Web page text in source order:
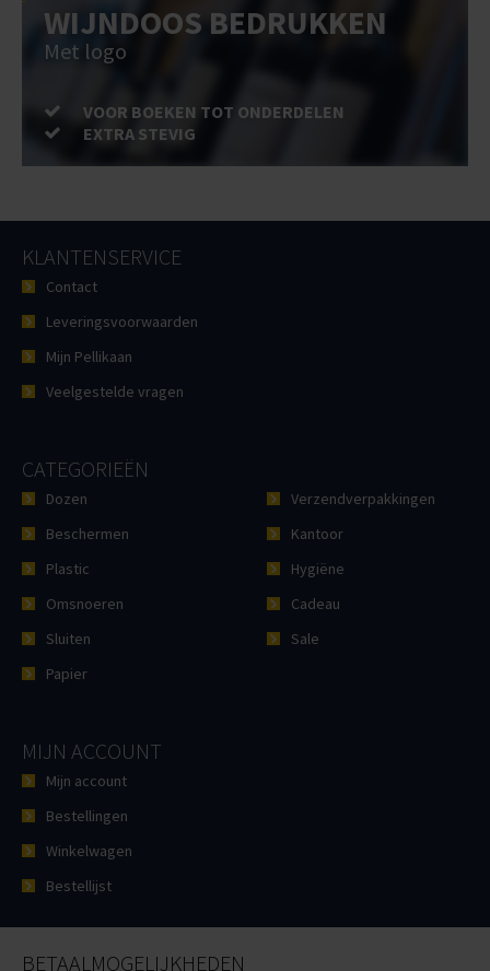
WIJNDOOS BEDRUKKEN
Met logo
VOOR BOEKEN TOT ONDERDELEN
EXTRA STEVIG
KLANTENSERVICE
Contact
Leveringsvoorwaarden
Mijn Pellikaan
Veelgestelde vragen
CATEGORIEËN
Dozen
Beschermen
Plastic
Omsnoeren
Sluiten
Papier
Verzendverpakkingen
Kantoor
Hygiëne
Cadeau
Sale
MIJN ACCOUNT
Mijn account
Bestellingen
Winkelwagen
Bestellijst
BETAALMOGELIJKHEDEN